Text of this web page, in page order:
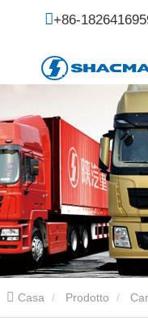
+86-
Casa Prodotto